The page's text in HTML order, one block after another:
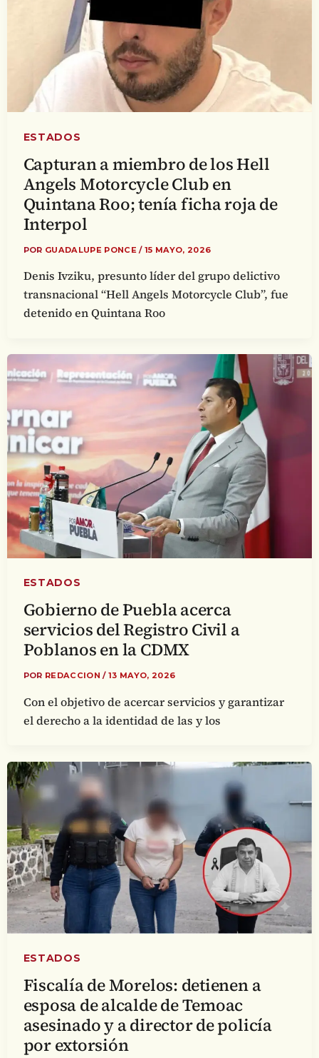
ESTADOS
Capturan a miembro de los Hell
Angels Motorcycle Club en
Quintana Roo; tenía ficha roja de
Interpol
POR GUADALUPE PONCE/ 15 MAYO, 2026
Denis Ivziku, presunto líder del grupo delictivo
transnacional “Hell Angels Motorcycle Club”, fue
detenido en Quintana Roo
ESTADOS
Gobierno de Puebla acerca
servicios del Registro Civil a
Poblanos en la CDMX
POR REDACCION/ 13 MAYO, 2026
Con el objetivo de acercar servicios y garantizar
el derecho a la identidad de las y los
ESTADOS
Fiscalía de Morelos: detienen a
esposa de alcalde de Temoac
asesinado y a director de policía
por extorsión